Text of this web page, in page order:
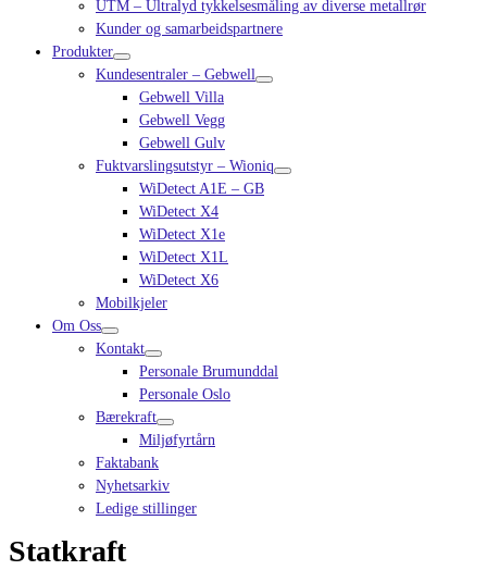
UTM – Ultralyd tykkelsesmåling av diverse metallrør
Kunder og samarbeidspartnere
Produkter
Kundesentraler – Gebwell
Gebwell Villa
Gebwell Vegg
Gebwell Gulv
Fuktvarslingsutstyr – Wioniq
WiDetect A1E – GB
WiDetect X4
WiDetect X1e
WiDetect X1L
WiDetect X6
Mobilkjeler
Om Oss
Kontakt
Personale Brumunddal
Personale Oslo
Bærekraft
Miljøfyrtårn
Faktabank
Nyhetsarkiv
Ledige stillinger
Statkraft